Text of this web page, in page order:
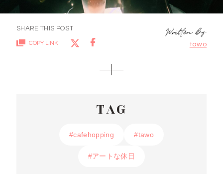
SHARE THIS POST
COPY LINK tawo
TAG
#cafehopping
#cafehopping #tawo
#tawo
#アートな休日
#アートな休日